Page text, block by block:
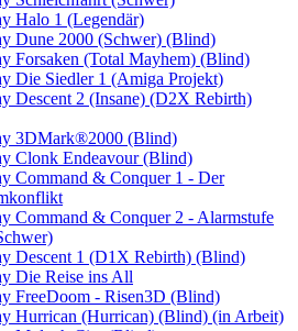
Halo 1 (Legendär)
Dune 2000 (Schwer) (Blind)
Forsaken (Total Mayhem) (Blind)
Die Siedler 1 (Amiga Projekt)
Descent 2 (Insane) (D2X Rebirth)
3DMark®2000 (Blind)
Clonk Endeavour (Blind)
Command & Conquer 1 - Der
Command & Conquer 2 - Alarmstufe
Descent 1 (D1X Rebirth) (Blind)
Die Reise ins All
FreeDoom - Risen3D (Blind)
Hurrican (Hurrican) (Blind) (in Arbeit)